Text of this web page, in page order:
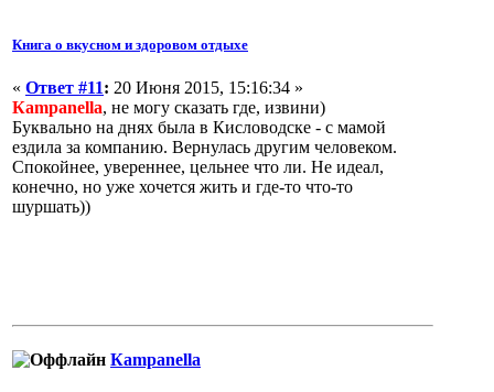
Книга о вкусном и здоровом отдыхе
« Ответ #11: 20 Июня 2015, 15:16:34 »
Кampanella, не могу сказать где, извини)
Буквально на днях была в Кисловодске - с мамой
ездила за компанию. Вернулась другим человеком.
Спокойнее, увереннее, цельнее что ли. Не идеал,
конечно, но уже хочется жить и где-то что-то
шуршать))
Кampanella